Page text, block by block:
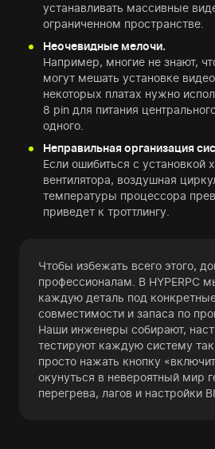
устанавливать массивные
ограниченном пространстве.
Неочевидные мелочи.
Например, многие не знают,
могут мешать установке
некоторых платах нужно
8 pin для питания
одного.
Неправильная организация
Если ошибиться с установкой
вентилятора, воздушная
температуры процессора
приведет к троттлингу.
Чтобы избежать всего этого,
профессионалам. В HYPERPC
каждую деталь под
совместимости и запаса по
Наши инженеры собирают,
тестируют каждую систему
просто нажать кнопку
окунуться в невероятный мир
перегрева, лагов и настройки